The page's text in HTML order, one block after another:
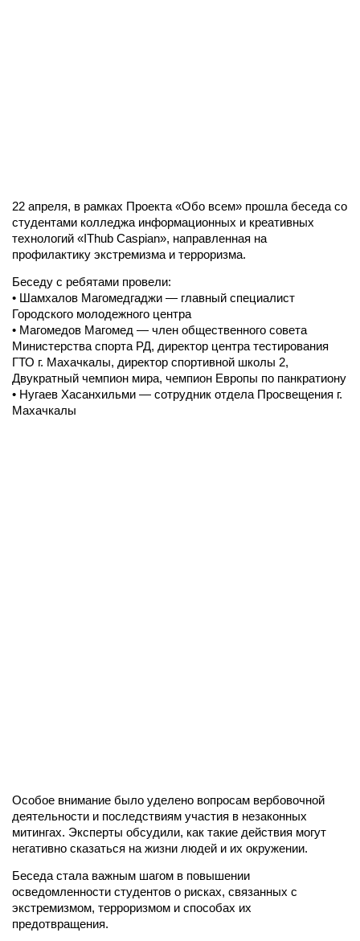
22 апреля, в рамках Проекта «Обо всем» прошла беседа со
студентами колледжа информационных и креативных
технологий «IThub Caspian», направленная на
профилактику экстремизма и терроризма.
Беседу с ребятами провели:
• Шамхалов Магомедгаджи — главный специалист
Городского молодежного центра
• Магомедов Магомед — член общественного совета
Министерства спорта РД, директор центра тестирования
ГТО г. Махачкалы, директор спортивной школы 2,
Двукратный чемпион мира, чемпион Европы по панкратиону
• Нугаев Хасанхильми — сотрудник отдела Просвещения г.
Махачкалы
Особое внимание было уделено вопросам вербовочной
деятельности и последствиям участия в незаконных
митингах. Эксперты обсудили, как такие действия могут
негативно сказаться на жизни людей и их окружении.
Беседа стала важным шагом в повышении
осведомленности студентов о рисках, связанных с
экстремизмом, терроризмом и способах их
предотвращения.